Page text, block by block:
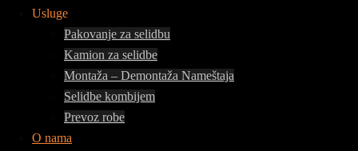
Usluge
Pakovanje za selidbu
Kamion za selidbe
Montaža – Demontaža Nameštaja
Selidbe kombijem
Prevoz robe
O nama